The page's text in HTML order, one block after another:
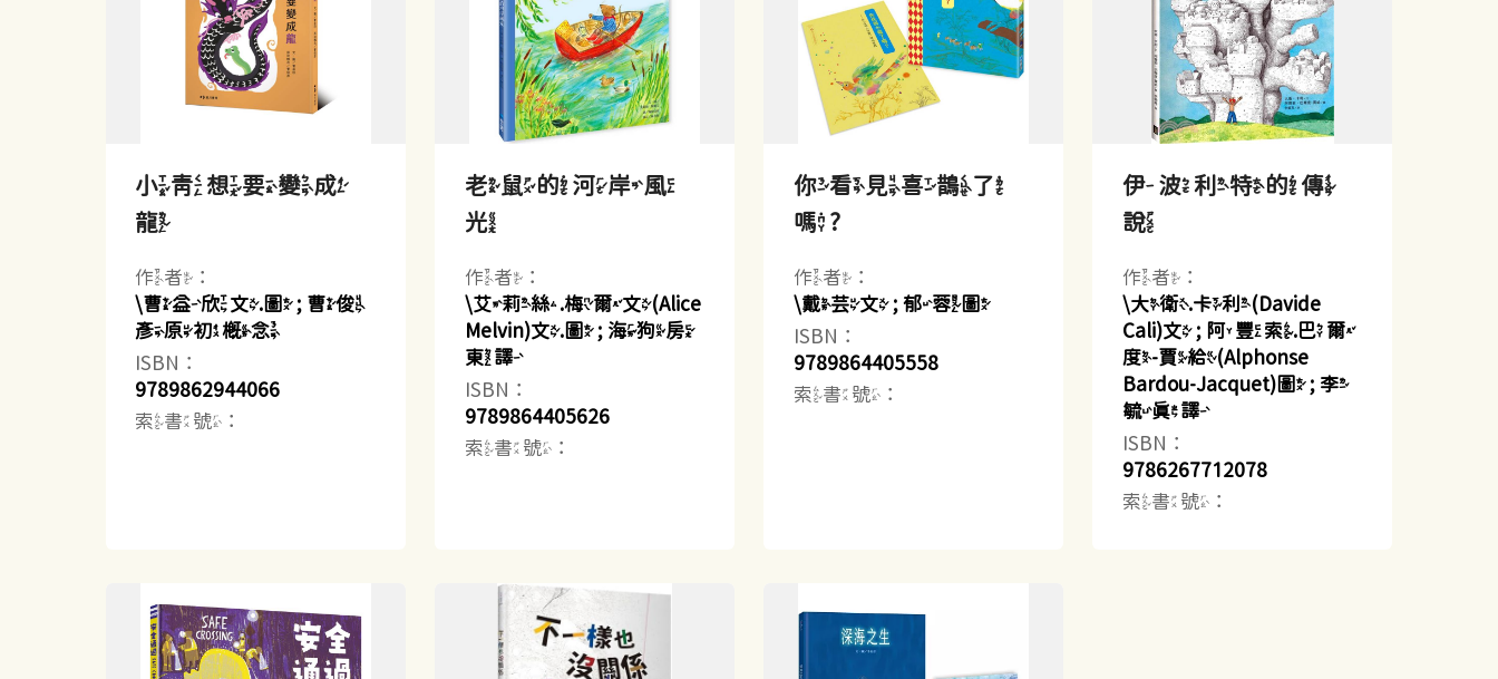
小青想要變成
龍
作者：
\曹益欣文.圖 ; 曹俊
彥原初概念
ISBN：
9789862944066
索書號：
老鼠的河岸風
光
作者：
\艾莉絲.梅爾文(Alice
Melvin)文.圖 ; 海狗房
東譯
ISBN：
9789864405626
索書號：
你看見喜鵲了
嗎?
作者：
\戴芸文 ; 郁蓉圖
ISBN：
9789864405558
索書號：
伊波利特的傳
說
作者：
\大衛.卡利(Davide
Cali)文 ; 阿豐索.巴爾
度-賈給(Alphonse
Bardou-Jacquet)圖 ; 李
毓真譯
ISBN：
9786267712078
索書號：